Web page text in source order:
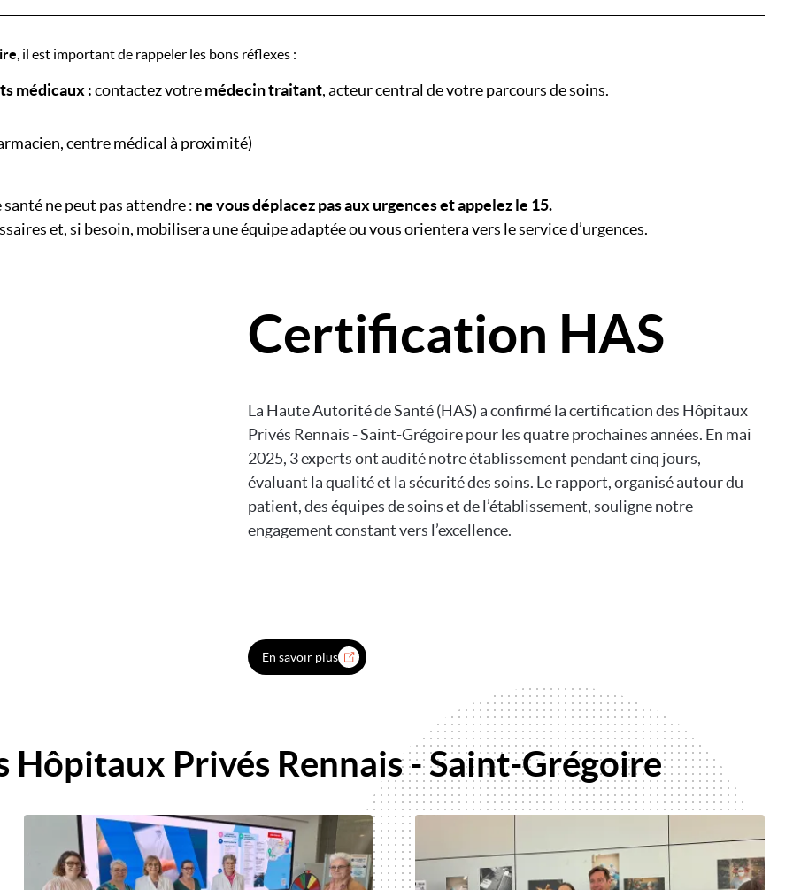
, il est important de rappeler les bons réflexes :
médicaux :contactez votremédecin traitant, acteur central de votre parcours de soins.
centre médical à proximité)
ne peut pas attendre : ne vous déplacez pas aux urgences et appelez le 15.
et, si besoin, mobilisera une équipe adaptée ou vous orientera vers le service d’urgences.
Certification HAS
La Haute Autorité de Santé (HAS) a confirmé la certification des Hôpitaux
Privés Rennais - Saint-Grégoire pour les quatre prochaines années. En mai
2025, 3 experts ont audité notre établissement pendant cinq jours,
évaluant la qualité et la sécurité des soins. Le rapport, organisé autour du
patient, des équipes de soins et de l’établissement, souligne notre
engagement constant vers l’excellence.
En savoir plus
Hôpitaux Privés Rennais - Saint-Grégoire